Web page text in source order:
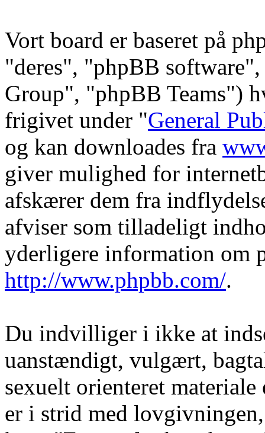
Vort board er baseret på
"deres", "phpBB
Group", "phpBB Teams")
frigivet under "General
og kan downloades fra
giver mulighed for
afskærer dem fra
afviser som tilladeligt
yderligere information om
http://www.phpbb.com/.
Du indvilliger i ikke at
uanstændigt, vulgært,
sexuelt orienteret
er i strid med